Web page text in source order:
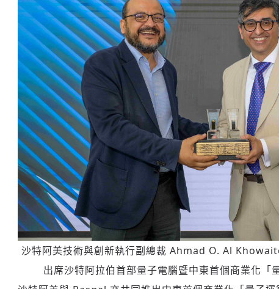
沙特阿美技術與創新執行副總裁 Ahmad O. Al
出席沙特阿拉伯首部量子電腦暨中東首個商業化「